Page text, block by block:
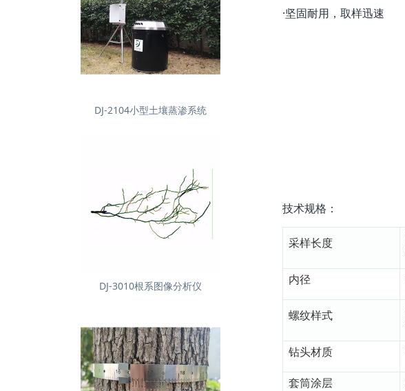
·坚固耐用，取样迅速
技术规格：
采样长度
内径
螺纹样式
钻头材质
套筒涂层
DJ-2104小型土壤蒸渗系统
DJ-3010根系图像分析仪